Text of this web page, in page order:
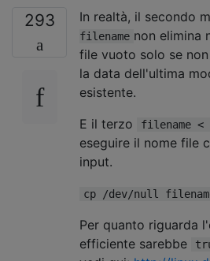
293 In realtà, il secondo
filename non elimina
file vuoto solo se
la data dell'ultima
esistente.
E il terzo
filename
eseguire il nome file
input.
cp /dev/null
Per quanto riguarda
efficiente sarebbe